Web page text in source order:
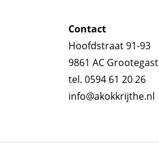
Contact
Hoofdstraat 91-93
9861 AC Grootegast
tel. 0594 61 20 26
info@akokkrijthe.nl